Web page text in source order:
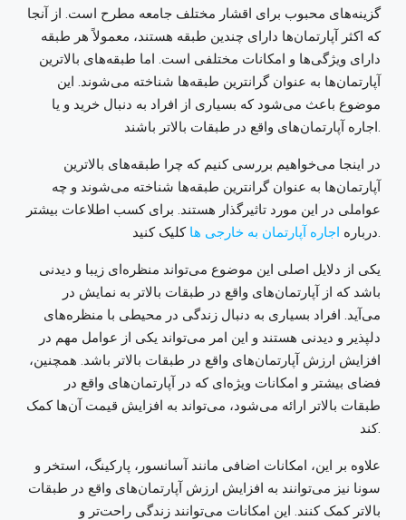
گزینه‌های محبوب برای اقشار مختلف جامعه مطرح است. از آنجا
که اکثر آپارتمان‌ها دارای چندین طبقه هستند، معمولاً هر طبقه
دارای ویژگی‌ها و امکانات مختلفی است. اما طبقه‌های بالاترین
آپارتمان‌ها به عنوان گرانترین طبقه‌ها شناخته می‌شوند. این
موضوع باعث می‌شود که بسیاری از افراد به دنبال خرید و یا
در اینجا می‌خواهیم بررسی کنیم که چرا طبقه‌های بالاترین
آپارتمان‌ها به عنوان گرانترین طبقه‌ها شناخته می‌شوند و چه
عواملی در این مورد تاثیرگذار هستند. برای کسب اطلاعات بیشتر
درباره اجاره آپارتمان به خارجی ها
یکی از دلایل اصلی این موضوع می‌تواند منظره‌ای زیبا و دیدنی
باشد که از آپارتمان‌های واقع در طبقات بالاتر به نمایش در
می‌آید. افراد بسیاری به دنبال زندگی در محیطی با منظره‌های
دلپذیر و دیدنی هستند و این امر می‌تواند یکی از عوامل مهم در
افزایش ارزش آپارتمان‌های واقع در طبقات بالاتر باشد. همچنین،
فضای بیشتر و امکانات ویژه‌ای که در آپارتمان‌های واقع در
طبقات بالاتر ارائه می‌شود، می‌تواند به افزایش قیمت آن‌ها کمک
کند.
علاوه بر این، امکانات اضافی مانند آسانسور، پارکینگ، استخر و
سونا نیز می‌توانند به افزایش ارزش آپارتمان‌های واقع در طبقات
بالاتر کمک کنند. این امکانات می‌توانند زندگی راحت‌تر و